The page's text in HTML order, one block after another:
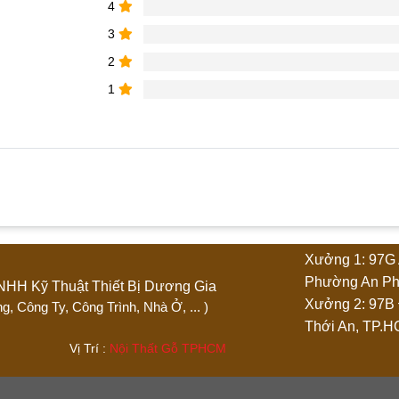
4
3
2
1
“Giường ngủ cao cấp 1m4 x 2m GN030”
TNHH Kỹ Thuật Thiết Bị Dương Gia
Công Ty, Công Trình, Nhà Ở, ... )
Vị Trí : Nội Thất Gỗ TPHCM
Xưởng 1:
Phường An
Xưởng 2:
Thới An,